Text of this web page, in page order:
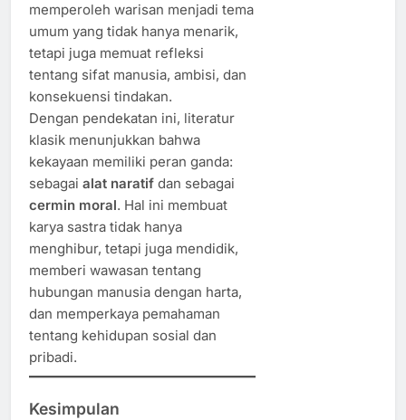
memperoleh warisan menjadi tema
umum yang tidak hanya menarik,
tetapi juga memuat refleksi
tentang sifat manusia, ambisi, dan
konsekuensi tindakan.
Dengan pendekatan ini, literatur
klasik menunjukkan bahwa
kekayaan memiliki peran ganda:
sebagai alat naratif dan sebagai
cermin moral. Hal ini membuat
karya sastra tidak hanya
menghibur, tetapi juga mendidik,
memberi wawasan tentang
hubungan manusia dengan harta,
dan memperkaya pemahaman
tentang kehidupan sosial dan
pribadi.
Kesimpulan